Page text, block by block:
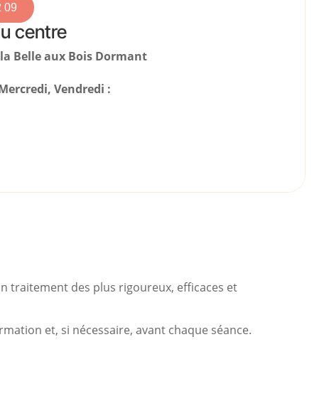
09
centre
Belle aux Bois Dormant
Vendredi :
traitement des plus rigoureux, efficaces et
et, si nécessaire, avant chaque séance.